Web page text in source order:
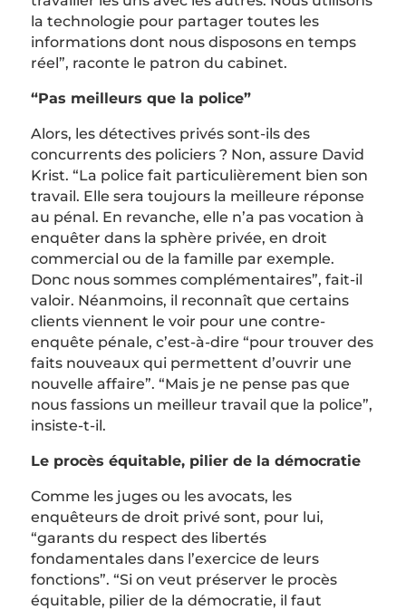
la technologie pour partager toutes les
informations dont nous disposons en temps
réel”, raconte le patron du cabinet.
“Pas meilleurs que la police”
Alors, les détectives privés sont-ils des
concurrents des policiers ? Non, assure David
Krist. “La police fait particulièrement bien son
travail. Elle sera toujours la meilleure réponse
au pénal. En revanche, elle n’a pas vocation à
enquêter dans la sphère privée, en droit
commercial ou de la famille par exemple.
Donc nous sommes complémentaires”, fait-il
valoir. Néanmoins, il reconnaît que certains
clients viennent le voir pour une contre-
enquête pénale, c’est-à-dire “pour trouver des
faits nouveaux qui permettent d’ouvrir une
nouvelle affaire”. “Mais je ne pense pas que
nous fassions un meilleur travail que la police”,
insiste-t-il.
Le procès équitable, pilier de la démocratie
Comme les juges ou les avocats, les
enquêteurs de droit privé sont, pour lui,
“garants du respect des libertés
fondamentales dans l’exercice de leurs
fonctions”. “Si on veut préserver le procès
équitable, pilier de la démocratie, il faut